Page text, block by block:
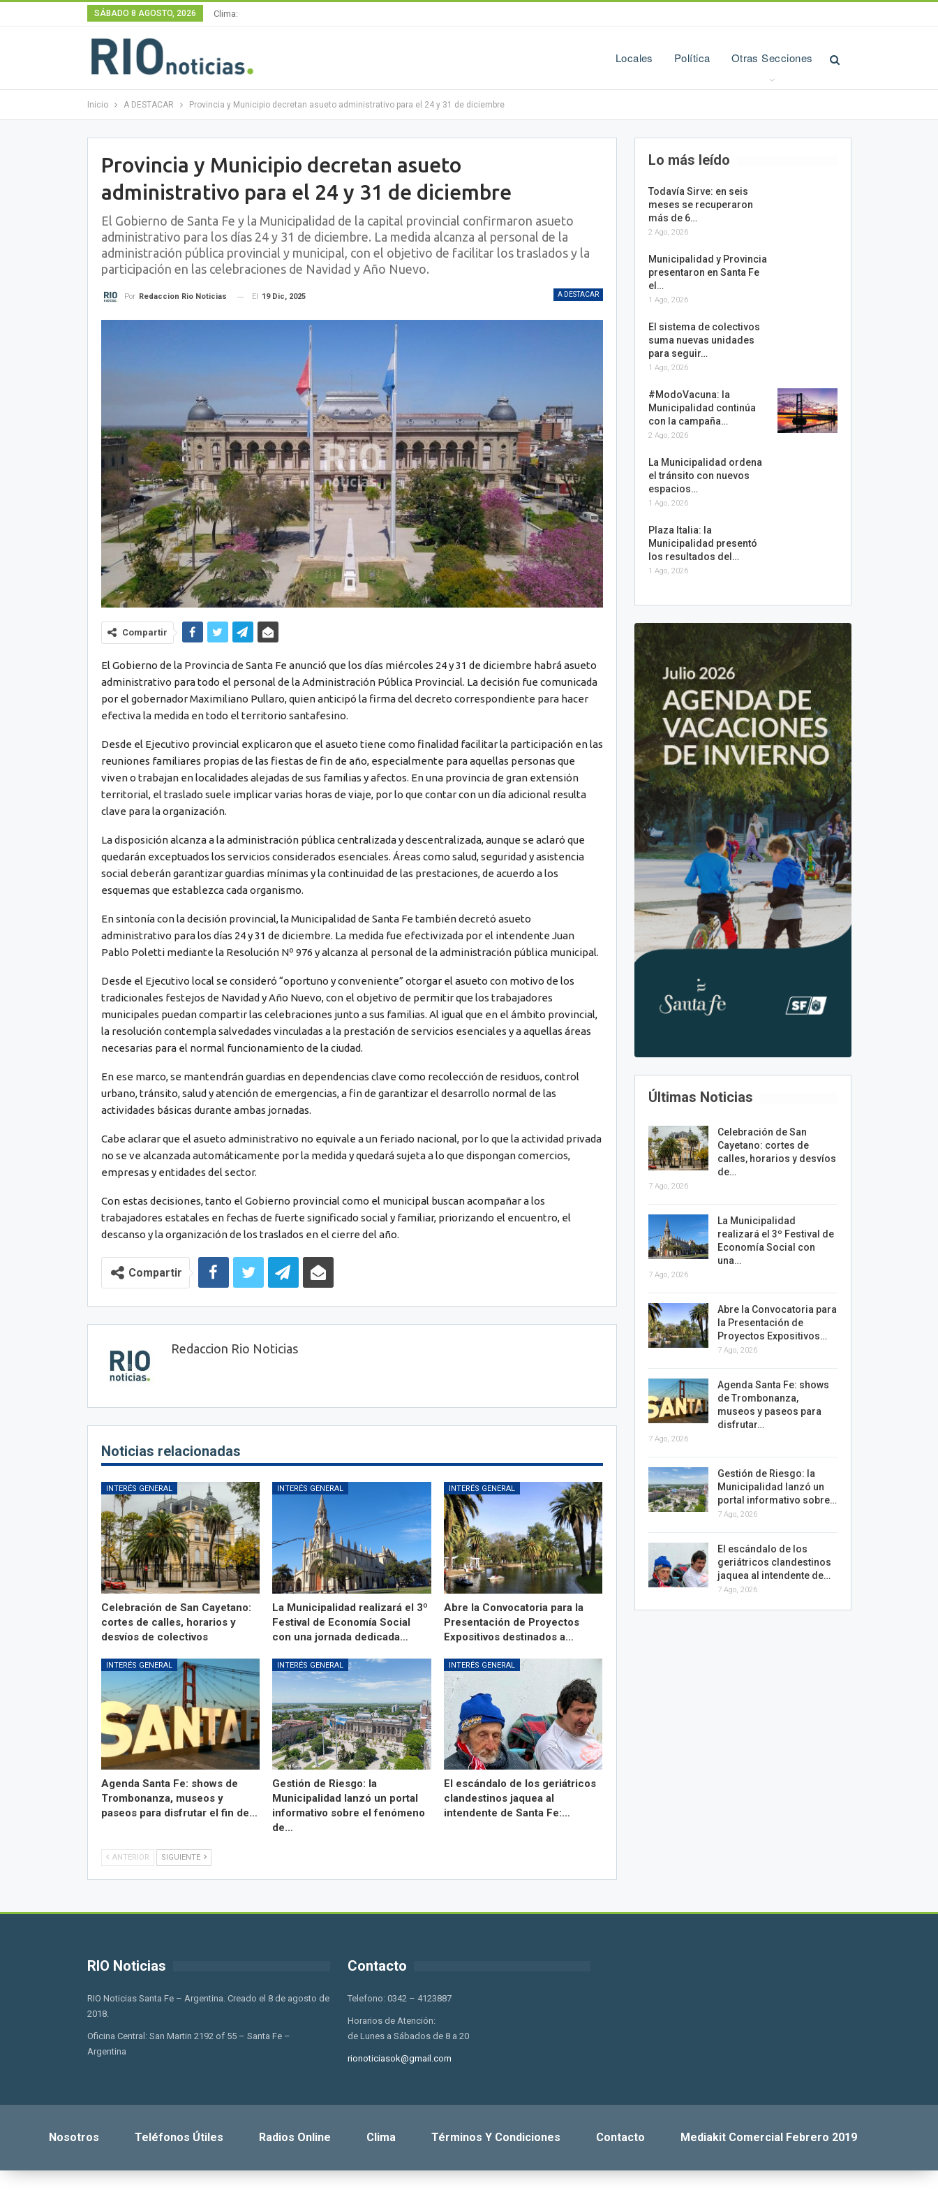
SÁBADO 8 AGOSTO, 2026 Clima:
Locales Política Otras Secciones
Inicio A DESTACAR Provincia y Municipio decretan asueto administrativo para el 24 y 31 de diciembre
Provincia y Municipio decretan asueto
administrativo para el 24 y 31 de diciembre
El Gobierno de Santa Fe y la Municipalidad de la capital provincial confirmaron asueto
administrativo para los días 24 y 31 de diciembre. La medida alcanza al personal de la
administración pública provincial y municipal, con el objetivo de facilitar los traslados y la
participación en las celebraciones de Navidad y Año Nuevo.
A DESTACAR
Por Redaccion Rio Noticias El 19 Dic, 2025
Compartir
El Gobierno de la Provincia de Santa Fe anunció que los días miércoles 24 y 31 de diciembre habrá asueto
administrativo para todo el personal de la Administración Pública Provincial. La decisión fue comunicada
por el gobernador Maximiliano Pullaro, quien anticipó la firma del decreto correspondiente para hacer
efectiva la medida en todo el territorio santafesino.
Desde el Ejecutivo provincial explicaron que el asueto tiene como finalidad facilitar la participación en las
reuniones familiares propias de las fiestas de fin de año, especialmente para aquellas personas que
viven o trabajan en localidades alejadas de sus familias y afectos. En una provincia de gran extensión
territorial, el traslado suele implicar varias horas de viaje, por lo que contar con un día adicional resulta
clave para la organización.
La disposición alcanza a la administración pública centralizada y descentralizada, aunque se aclaró que
quedarán exceptuados los servicios considerados esenciales. Áreas como salud, seguridad y asistencia
social deberán garantizar guardias mínimas y la continuidad de las prestaciones, de acuerdo a los
esquemas que establezca cada organismo.
En sintonía con la decisión provincial, la Municipalidad de Santa Fe también decretó asueto
administrativo para los días 24 y 31 de diciembre. La medida fue efectivizada por el intendente Juan
Pablo Poletti mediante la Resolución Nº 976 y alcanza al personal de la administración pública municipal.
Desde el Ejecutivo local se consideró “oportuno y conveniente” otorgar el asueto con motivo de los
tradicionales festejos de Navidad y Año Nuevo, con el objetivo de permitir que los trabajadores
municipales puedan compartir las celebraciones junto a sus familias. Al igual que en el ámbito provincial,
la resolución contempla salvedades vinculadas a la prestación de servicios esenciales y a aquellas áreas
necesarias para el normal funcionamiento de la ciudad.
En ese marco, se mantendrán guardias en dependencias clave como recolección de residuos, control
urbano, tránsito, salud y atención de emergencias, a fin de garantizar el desarrollo normal de las
actividades básicas durante ambas jornadas.
Cabe aclarar que el asueto administrativo no equivale a un feriado nacional, por lo que la actividad privada
no se ve alcanzada automáticamente por la medida y quedará sujeta a lo que dispongan comercios,
empresas y entidades del sector.
Con estas decisiones, tanto el Gobierno provincial como el municipal buscan acompañar a los
trabajadores estatales en fechas de fuerte significado social y familiar, priorizando el encuentro, el
descanso y la organización de los traslados en el cierre del año.
Compartir
Redaccion Rio Noticias
Noticias relacionadas
INTERÉS GENERAL
Celebración de San Cayetano:
cortes de calles, horarios y
desvíos de colectivos
INTERÉS GENERAL
La Municipalidad realizará el 3º
Festival de Economía Social
con una jornada dedicada…
INTERÉS GENERAL
Abre la Convocatoria para la
Presentación de Proyectos
Expositivos destinados a…
INTERÉS GENERAL
Agenda Santa Fe: shows de
Trombonanza, museos y
paseos para disfrutar el fin de…
INTERÉS GENERAL
Gestión de Riesgo: la
Municipalidad lanzó un portal
informativo sobre el fenómeno
de…
INTERÉS GENERAL
El escándalo de los geriátricos
clandestinos jaquea al
intendente de Santa Fe:…
ANTERIOR SIGUIENTE
Lo más leído
Todavía Sirve: en seis
meses se recuperaron
más de 6…
2 Ago, 2026
Municipalidad y Provincia
presentaron en Santa Fe
el…
1 Ago, 2026
El sistema de colectivos
suma nuevas unidades
para seguir…
1 Ago, 2026
#ModoVacuna: la
Municipalidad continúa
con la campaña…
2 Ago, 2026
La Municipalidad ordena
el tránsito con nuevos
espacios…
1 Ago, 2026
Plaza Italia: la
Municipalidad presentó
los resultados del…
1 Ago, 2026
Últimas Noticias
Celebración de San
Cayetano: cortes de
calles, horarios y desvíos
de…
7 Ago, 2026
La Municipalidad
realizará el 3º Festival de
Economía Social con
una…
7 Ago, 2026
Abre la Convocatoria para
la Presentación de
Proyectos Expositivos…
7 Ago, 2026
Agenda Santa Fe: shows
de Trombonanza,
museos y paseos para
disfrutar…
7 Ago, 2026
Gestión de Riesgo: la
Municipalidad lanzó un
portal informativo sobre…
7 Ago, 2026
El escándalo de los
geriátricos clandestinos
jaquea al intendente de…
7 Ago, 2026
RIO Noticias
RIO Noticias Santa Fe – Argentina. Creado el 8 de agosto de
2018.
Oficina Central: San Martin 2192 of 55 – Santa Fe –
Argentina
Contacto
Telefono: 0342 – 4123887
Horarios de Atención:
de Lunes a Sábados de 8 a 20
rionoticiasok@gmail.com
Nosotros Teléfonos Útiles Radios Online Clima Términos Y Condiciones Contacto Mediakit Comercial Febrero 2019